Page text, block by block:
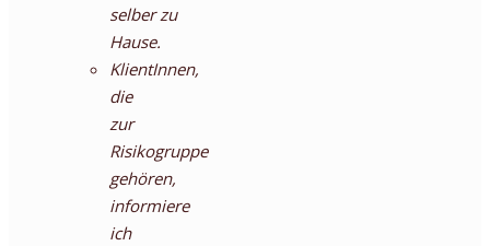
selber zu
Hause.
KlientInnen,
die
zur
Risikogruppe
gehören,
informiere
ich